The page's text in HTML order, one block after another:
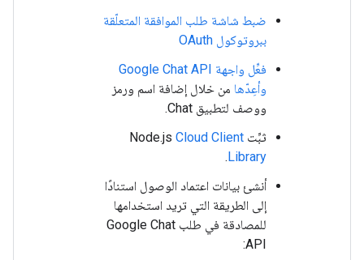
ضبط شاشة طلب الموافقة المتعلّقة
ببروتوكول OAuth
فعِّل واجهة Google Chat API
وأعِدّها من خلال إضافة اسم ورمز
ووصف لتطبيق Chat.
ثبِّت Node.js Cloud Client
Library
.
أنشئ بيانات اعتماد الوصول استنادًا
إلى الطريقة التي تريد استخدامها
للمصادقة في طلب Google Chat
API: